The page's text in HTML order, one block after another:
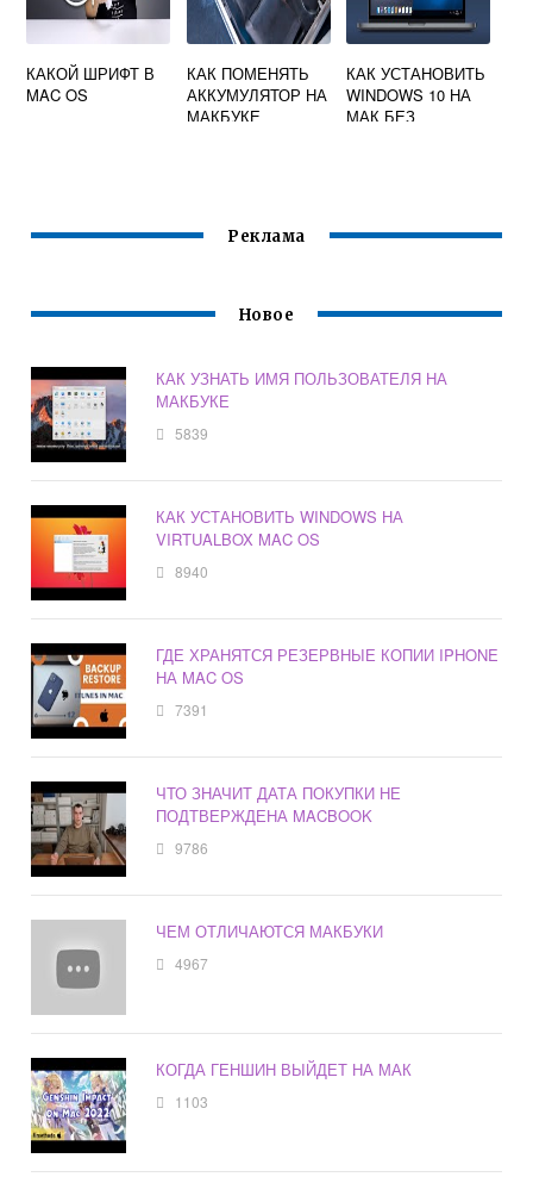
КАКОЙ ШРИФТ В
MAC OS
КАК ПОМЕНЯТЬ
АККУМУЛЯТОР НА
МАКБУКЕ
КАК УСТАНОВИТЬ
WINDOWS 10 НА
МАК БЕЗ
Реклама
Новое
КАК УЗНАТЬ ИМЯ ПОЛЬЗОВАТЕЛЯ НА
МАКБУКЕ
5839
КАК УСТАНОВИТЬ WINDOWS НА
VIRTUALBOX MAC OS
8940
ГДЕ ХРАНЯТСЯ РЕЗЕРВНЫЕ КОПИИ IPHONE
НА MAC OS
7391
ЧТО ЗНАЧИТ ДАТА ПОКУПКИ НЕ
ПОДТВЕРЖДЕНА MACBOOK
9786
ЧЕМ ОТЛИЧАЮТСЯ МАКБУКИ
4967
КОГДА ГЕНШИН ВЫЙДЕТ НА МАК
1103